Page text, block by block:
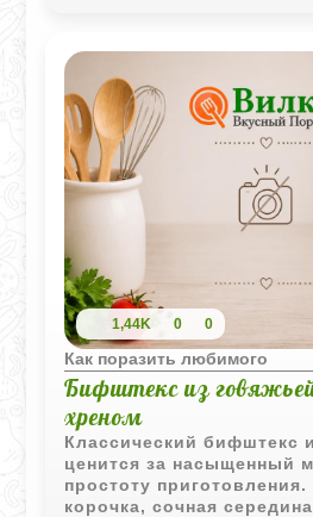
1,44K 0 0
Как поразить любимого
Бифштекс из
хреном
Классический бифштекс
ценится за насыщенный
простоту приготовления.
корочка, сочная